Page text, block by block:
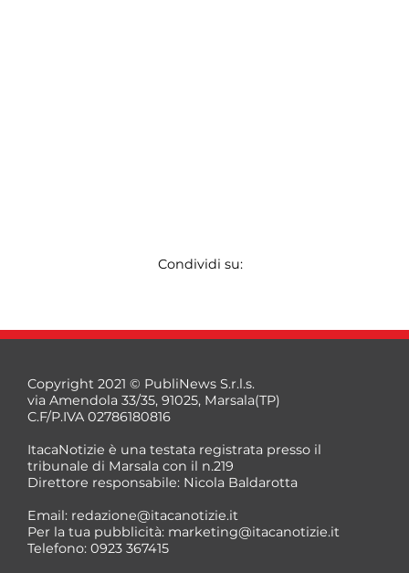
Condividi su:
Copyright 2021 © PubliNews S.r.l.s.
via Amendola 33/35, 91025, Marsala(TP)
C.F/P.IVA 02786180816
ItacaNotizie è una testata registrata presso il
tribunale di Marsala con il n.219
Direttore responsabile: Nicola Baldarotta
Email: redazione@itacanotizie.it
Per la tua pubblicità: marketing@itacanotizie.it
Telefono: 0923 367415